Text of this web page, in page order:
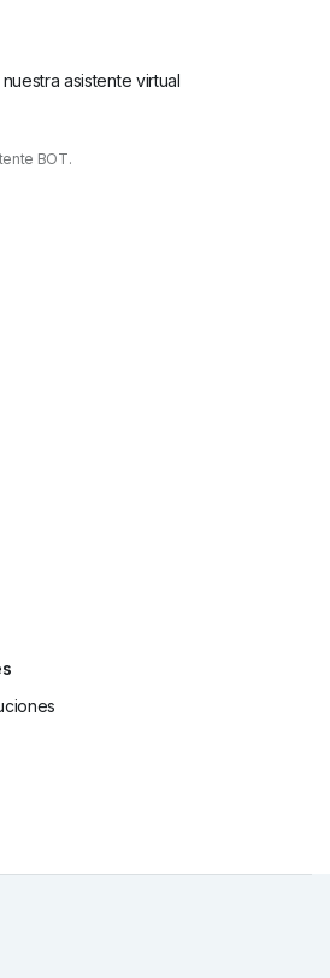
asistente virtual
BOT.